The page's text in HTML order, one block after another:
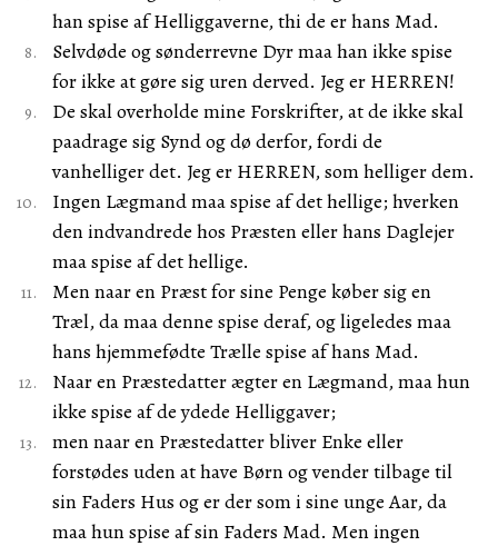
han spise af Helliggaverne, thi de er hans Mad.
Selvdøde og sønderrevne Dyr maa han ikke spise
for ikke at gøre sig uren derved. Jeg er HERREN!
De skal overholde mine Forskrifter, at de ikke skal
paadrage sig Synd og dø derfor, fordi de
vanhelliger det. Jeg er HERREN, som helliger dem.
Ingen Lægmand maa spise af det hellige; hverken
den indvandrede hos Præsten eller hans Daglejer
maa spise af det hellige.
Men naar en Præst for sine Penge køber sig en
Træl, da maa denne spise deraf, og ligeledes maa
hans hjemmefødte Trælle spise af hans Mad.
Naar en Præstedatter ægter en Lægmand, maa hun
ikke spise af de ydede Helliggaver;
men naar en Præstedatter bliver Enke eller
forstødes uden at have Børn og vender tilbage til
sin Faders Hus og er der som i sine unge Aar, da
maa hun spise af sin Faders Mad. Men ingen